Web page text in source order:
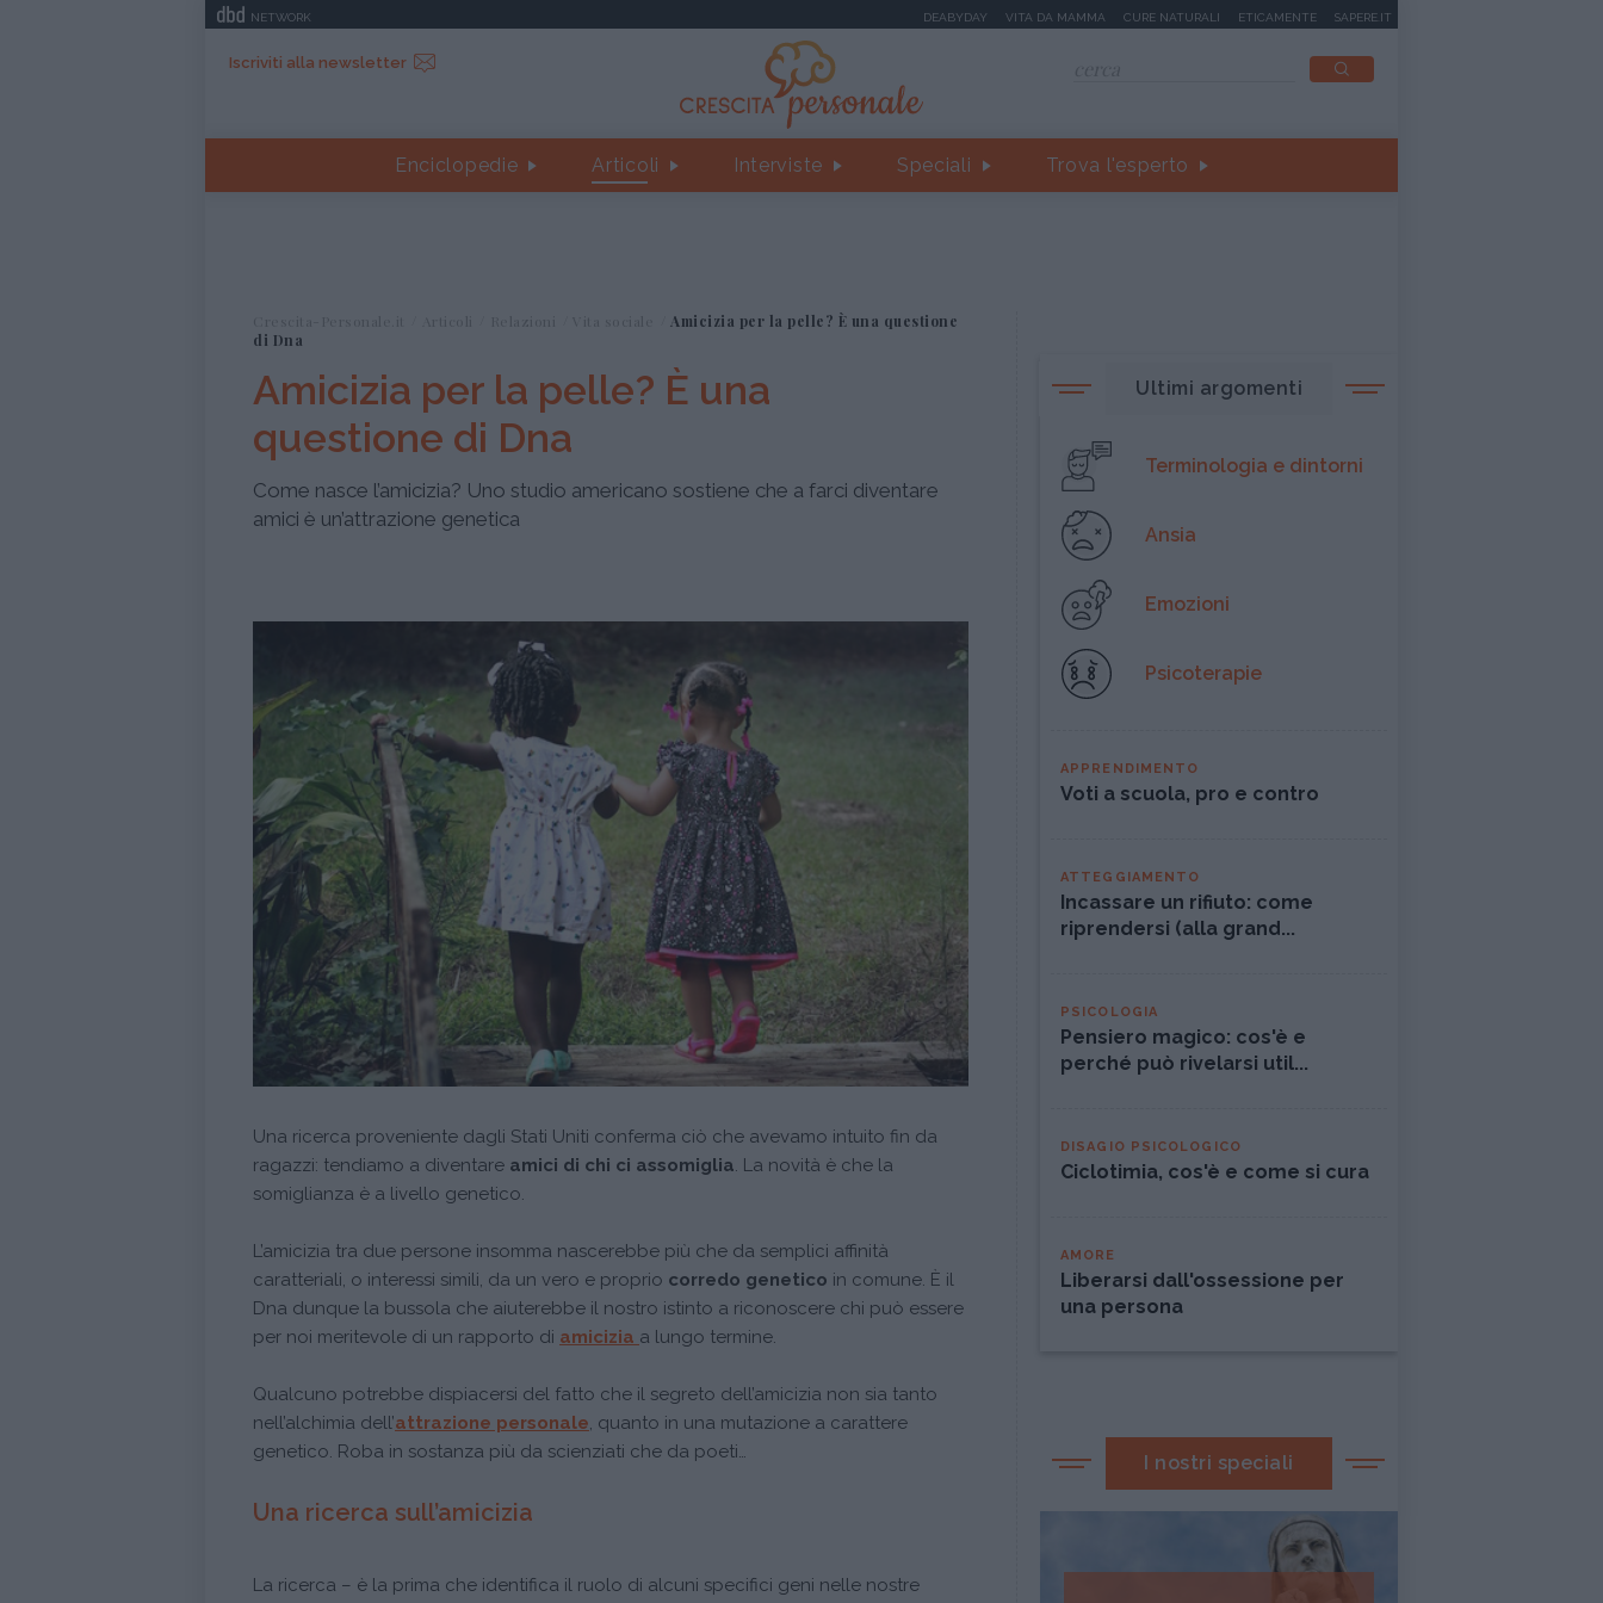
NETWORK DEABYDAY VITA DA MAMMA CURE NATURALI ETICAMENTE SAPERE.IT
Iscriviti alla newsletter
Enciclopedie Articoli Interviste Speciali Trova l'esperto
Amicizia per la pelle? È una questione
di Dna
Amicizia per la pelle? È una
questione di Dna
Come nasce l’amicizia? Uno studio americano sostiene che a farci diventare
amici è un’attrazione genetica
Una ricerca proveniente dagli Stati Uniti conferma ciò che avevamo intuito fin da
ragazzi: tendiamo a diventare amici di chi ci assomiglia. La novità è che la
somiglianza è a livello genetico.
L’amicizia tra due persone insomma nascerebbe più che da semplici affinità
caratteriali, o interessi simili, da un vero e proprio corredo genetico in comune. È il
Dna dunque la bussola che aiuterebbe il nostro istinto a riconoscere chi può essere
per noi meritevole di un rapporto di amicizia a lungo termine.
Qualcuno potrebbe dispiacersi del fatto che il segreto dell’amicizia non sia tanto
nell’alchimia dell’attrazione personale, quanto in una mutazione a carattere
genetico. Roba in sostanza più da scienziati che da poeti…
Una ricerca sull’amicizia
La ricerca – è la prima che identifica il ruolo di alcuni specifici geni nelle nostre
Ultimi argomenti
Terminologia e dintorni
Ansia
Emozioni
Psicoterapie
APPRENDIMENTO
Voti a scuola, pro e contro
ATTEGGIAMENTO
Incassare un rifiuto: come
riprendersi (alla grand...
PSICOLOGIA
Pensiero magico: cos'è e
perché può rivelarsi util...
DISAGIO PSICOLOGICO
Ciclotimia, cos'è e come si cura
AMORE
Liberarsi dall'ossessione per
una persona
I nostri speciali